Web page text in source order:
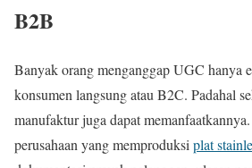
B2B
Banyak orang menganggap UGC hanya
konsumen langsung atau B2C. Padahal
manufaktur juga dapat
perusahaan yang memproduksi plat